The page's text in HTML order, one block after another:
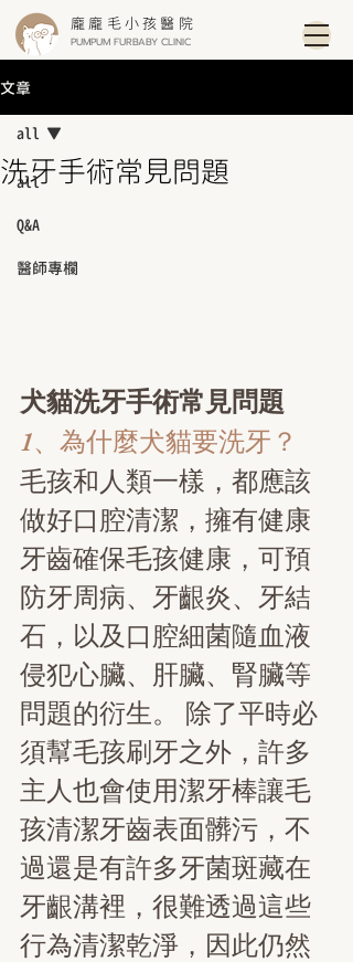
龐龐毛小孩醫院
PUMPUM FURBABY CLINIC
文章
all
Q&A
醫師專欄
all
洗牙手術常見問題
犬貓洗牙手術常見問題
1、為什麼犬貓要洗牙？
毛孩和人類一樣，都應該
做好口腔清潔，擁有健康
牙齒確保毛孩健康，可預
防牙周病、牙齦炎、牙結
石，以及口腔細菌隨血液
侵犯心臟、肝臟、腎臟等
問題的衍生。
除了平時必
須幫毛孩刷牙之外，許多
主人也會使用潔牙棒讓毛
孩清潔牙齒表面髒污，不
過還是有許多牙菌斑藏在
牙齦溝裡，很難透過這些
行為清潔乾淨，因此仍然